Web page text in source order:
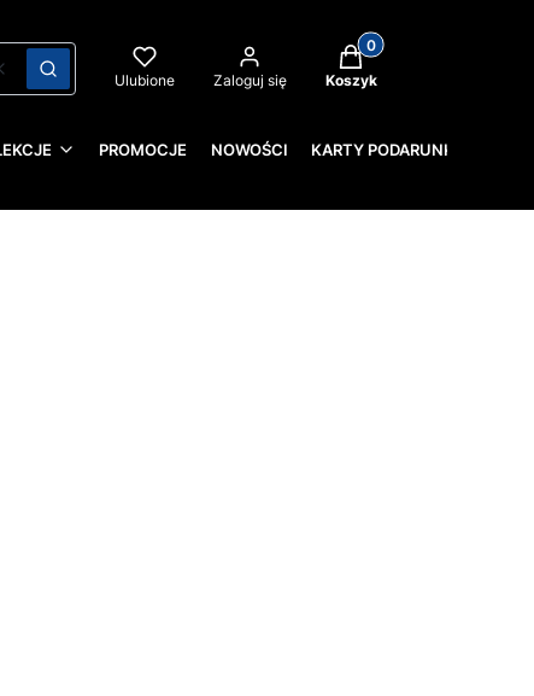
WyczyśćSzukaj Ulubione Zaloguj się
Produkty w koszyku:
Koszyk
PROMOCJE NOWOŚCI KARTY PODARUNKOWE